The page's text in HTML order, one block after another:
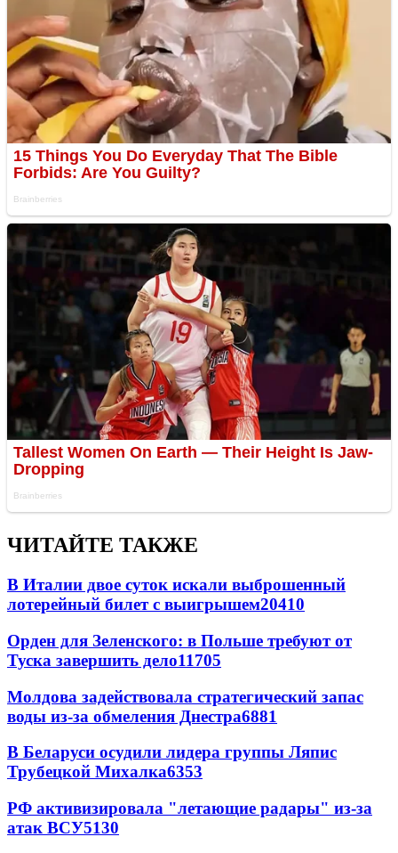
ЧИТАЙТЕ ТАКЖЕ
В Италии двое суток искали выброшенный
лотерейный билет с выигрышем20410
Орден для Зеленского: в Польше требуют от
Туска завершить дело11705
Молдова задействовала стратегический запас
воды из-за обмеления Днестра6881
В Беларуси осудили лидера группы Ляпис
Трубецкой Михалка6353
РФ активизировала "летающие радары" из-за
атак ВСУ5130